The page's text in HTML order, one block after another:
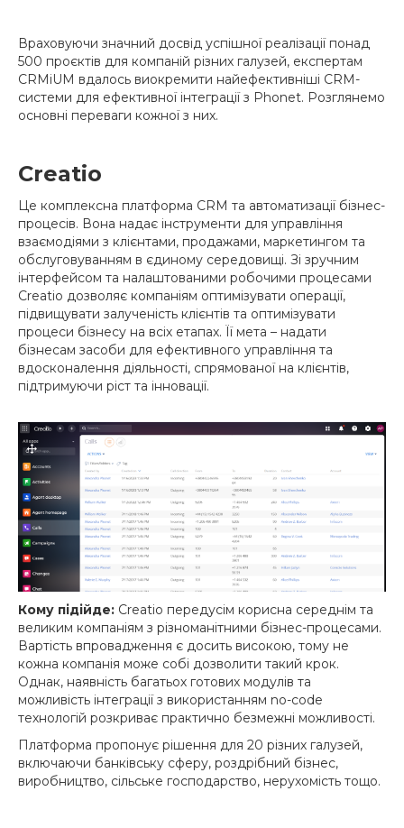
Враховуючи значний досвід успішної реалізації понад
500 проєктів для компаній різних галузей, експертам
CRMiUM вдалось виокремити найефективніші CRM-
системи для ефективної інтеграції з Phonet. Розглянемо
основні переваги кожної з них.
Creatio
Це комплексна платформа CRM та автоматизації бізнес-
процесів. Вона надає інструменти для управління
взаємодіями з клієнтами, продажами, маркетингом та
обслуговуванням в єдиному середовищі. Зі зручним
інтерфейсом та налаштованими робочими процесами
Creatio дозволяє компаніям оптимізувати операції,
підвищувати залученість клієнтів та оптимізувати
процеси бізнесу на всіх етапах. Її мета – надати
бізнесам засоби для ефективного управління та
вдосконалення діяльності, спрямованої на клієнтів,
підтримуючи ріст та інновації.
Кому підійде: Creatio передусім корисна середнім та
великим компаніям з різноманітними бізнес-процесами.
Вартість впровадження є досить високою, тому не
кожна компанія може собі дозволити такий крок.
Однак, наявність багатьох готових модулів та
можливість інтеграції з використанням no-code
технологій розкриває практично безмежні можливості.
Платформа пропонує рішення для 20 різних галузей,
включаючи банківську сферу, роздрібний бізнес,
виробництво, сільське господарство, нерухомість тощо.